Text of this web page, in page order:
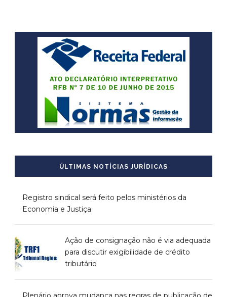
ÚLTIMAS NOTÍCIAS JURÍDICAS
Registro sindical será feito pelos ministérios da
Economia e Justiça
Ação de consignação não é via adequada
para discutir exigibilidade de crédito
tributário